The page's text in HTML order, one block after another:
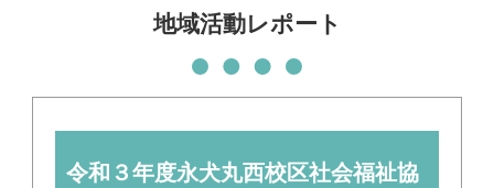
地域活動レポート
令和３年度永犬丸西校区社会福祉協